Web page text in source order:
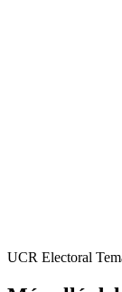
UCR Electoral